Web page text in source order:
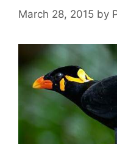
March 28, 2015 by